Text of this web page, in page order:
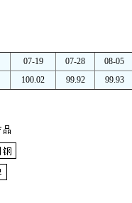
07-19 07-28
08-05
100.02 99.92 99.93